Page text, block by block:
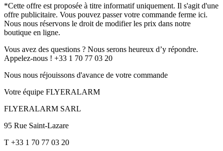
*Cette offre est proposée à titre informatif uniquement. Il s'agit d'une
offre publicitaire. Vous pouvez passer votre commande ferme ici.
Nous nous réservons le droit de modifier les prix dans notre
boutique en ligne.
Vous avez des questions ? Nous serons heureux d’y répondre.
Appelez-nous ! +33 1 70 77 03 20
Nous nous réjouissons d'avance de votre commande
Votre équipe FLYERALARM
FLYERALARM SARL
95 Rue Saint-Lazare
T +33 1 70 77 03 20